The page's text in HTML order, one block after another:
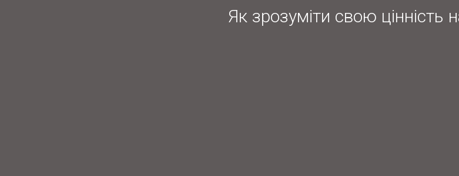
Як зрозуміти свою цінність